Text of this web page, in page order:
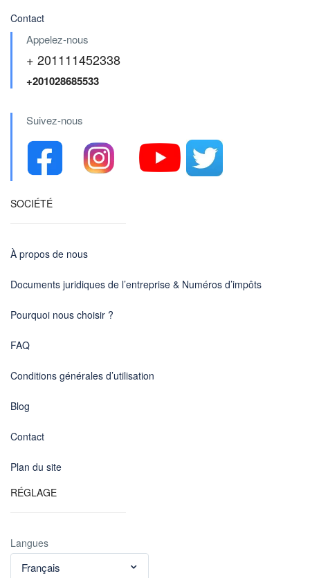
Contact
Appelez-nous
+ 201111452338
+201028685533
Suivez-nous
SOCIÉTÉ
À propos de nous
Documents juridiques de l’entreprise & Numéros d’impôts
Pourquoi nous choisir ?
FAQ
Conditions générales d’utilisation
Blog
Contact
Plan du site
RÉGLAGE
Langues
Français